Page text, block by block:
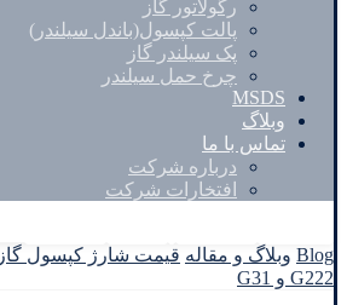
رگولاتور گاز
پالت کپسول(باندل سیلندر)
پک سیلندر گاز
چرخ حمل سیلندر
MSDS
وبلاگ
تماس با ما
درباره شرکت
افتخارات شرکت
Blog وبلاگ و مقاله
G222 و G31